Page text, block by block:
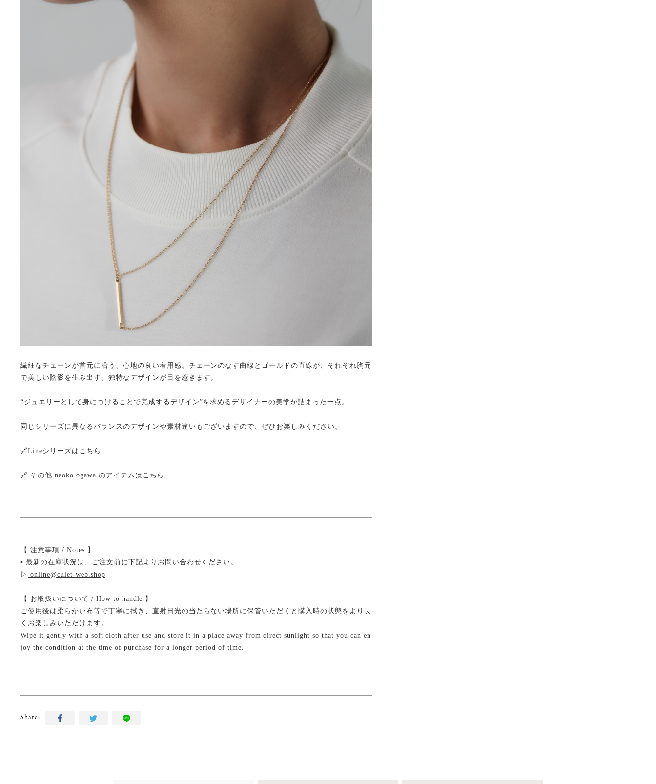
繊細なチェーンが首元に沿う、心地の良い着用感。チェーンのなす曲線とゴールドの直線が、それぞれ胸元
で美しい陰影を生み出す、独特なデザインが目を惹きます。
“ジュエリーとして身につけることで完成するデザイン”を求めるデザイナーの美学が詰まった一点。
同じシリーズに異なるバランスのデザインや素材違いもございますので、ぜひお楽しみください。
🔗Lineシリーズはこちら
🔗 その他 naoko ogawa のアイテムはこちら
【 注意事項 / Notes 】
▪ 最新の在庫状況は、ご注文前に下記よりお問い合わせください。
▷ online@culet-web.shop
【 お取扱いについて / How to handle 】
ご使用後は柔らかい布等で丁寧に拭き、直射日光の当たらない場所に保管いただくと購入時の状態をより長
くお楽しみいただけます。
Wipe it gently with a soft cloth after use and store it in a place away from direct sunlight so that you can en
joy the condition at the time of purchase for a longer period of time.
Share: